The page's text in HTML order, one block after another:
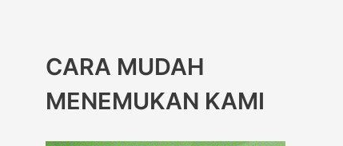
CARA MUDAH
MENEMUKAN KAMI